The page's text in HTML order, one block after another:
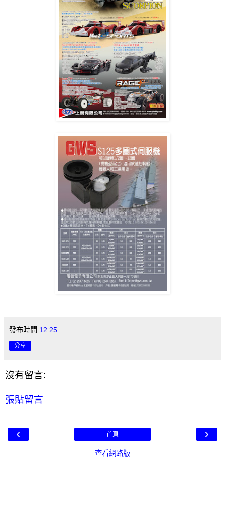
發布時間 12:25
分享
沒有留言:
張貼留言
‹ ›
首頁
查看網路版